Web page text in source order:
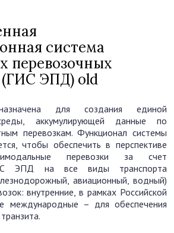
система
перевозочных
(ГИС ЭПД) old
для создания единой
аккумулирующей данные по
перевозкам. Функционал системы
чтобы обеспечить в перспективе
перевозки за счет
ЭПД на все виды транспорта
авиационный, водный)
внутренние, в рамках Российской
международные – для обеспечения